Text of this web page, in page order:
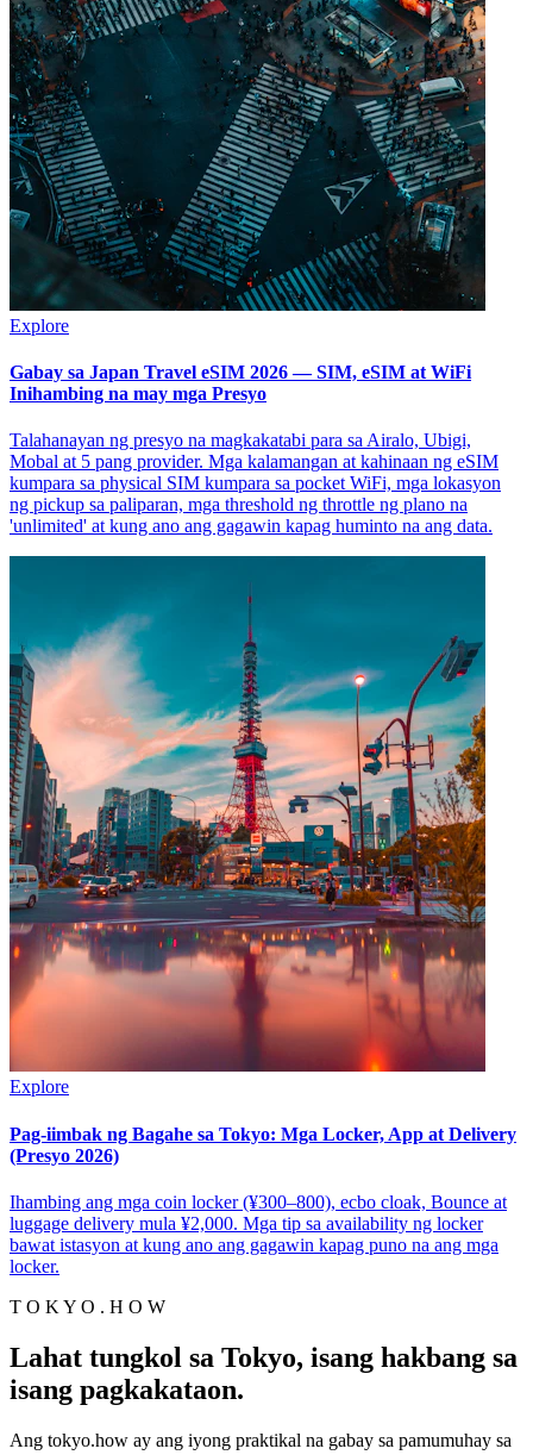
Explore
Gabay sa Japan Travel eSIM 2026 — SIM, eSIM at WiFi
Inihambing na may mga Presyo
Talahanayan ng presyo na magkakatabi para sa Airalo, Ubigi,
Mobal at 5 pang provider. Mga kalamangan at kahinaan ng eSIM
kumpara sa physical SIM kumpara sa pocket WiFi, mga lokasyon
ng pickup sa paliparan, mga threshold ng throttle ng plano na
'unlimited' at kung ano ang gagawin kapag huminto na ang data.
Explore
Pag-iimbak ng Bagahe sa Tokyo: Mga Locker, App at Delivery
(Presyo 2026)
Ihambing ang mga coin locker (¥300–800), ecbo cloak, Bounce at
luggage delivery mula ¥2,000. Mga tip sa availability ng locker
bawat istasyon at kung ano ang gagawin kapag puno na ang mga
locker.
T O K Y O . H O W
Lahat tungkol sa Tokyo, isang hakbang sa
isang pagkakataon.
Ang tokyo.how ay ang iyong praktikal na gabay sa pamumuhay sa